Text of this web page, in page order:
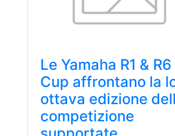
Le Yamaha R1 & R6
Cup affrontano la
ottava edizione
competizione